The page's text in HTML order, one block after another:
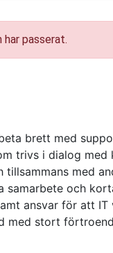
har passerat.
brett med
trivs i dialog med
med
samarbete och
ansvar för att IT
med stort